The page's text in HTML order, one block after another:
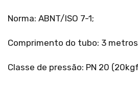
Norma: ABNT/ISO 7-1;
Comprimento do tubo: 3
Classe de pressão: PN 20